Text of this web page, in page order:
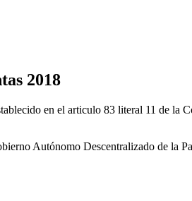
2018
en el articulo 83 literal 11 de la
Autónomo Descentralizado de la